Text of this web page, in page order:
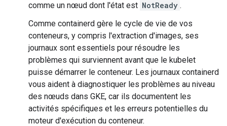
comme un nœud dont l'état est NotReady .
Comme containerd gère le cycle de vie de vos
conteneurs, y compris l'extraction d'images, ses
journaux sont essentiels pour résoudre les
problèmes qui surviennent avant que le kubelet
puisse démarrer le conteneur. Les journaux containerd
vous aident à diagnostiquer les problèmes au niveau
des nœuds dans GKE, car ils documentent les
activités spécifiques et les erreurs potentielles du
moteur d'exécution du conteneur.